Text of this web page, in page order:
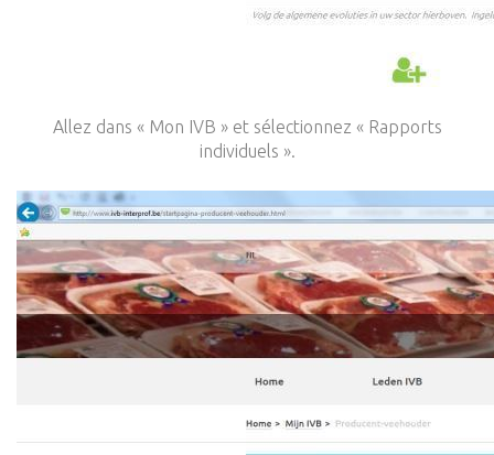
Allez dans « Mon IVB » et sélectionnez « Rapports
individuels ».